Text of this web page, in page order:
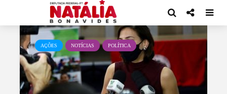
Tag - ataques à democracia
AÇÕES NOTÍCIAS POLÍTICA